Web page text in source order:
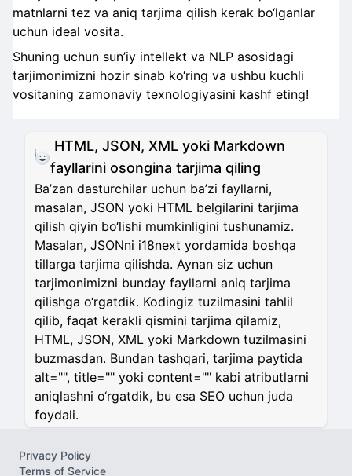
matnlarni tez va aniq tarjima qilish kerak bo‘lganlar
uchun ideal vosita.
Shuning uchun sun’iy intellekt va NLP asosidagi
tarjimonimizni hozir sinab ko‘ring va ushbu kuchli
vositaning zamonaviy texnologiyasini kashf eting!
HTML, JSON, XML yoki Markdown
fayllarini osongina tarjima qiling
Ba’zan dasturchilar uchun ba’zi fayllarni,
masalan, JSON yoki HTML belgilarini tarjima
qilish qiyin bo‘lishi mumkinligini tushunamiz.
Masalan, JSONni i18next yordamida boshqa
tillarga tarjima qilishda. Aynan siz uchun
tarjimonimizni bunday fayllarni aniq tarjima
qilishga o‘rgatdik. Kodingiz tuzilmasini tahlil
qilib, faqat kerakli qismini tarjima qilamiz,
HTML, JSON, XML yoki Markdown tuzilmasini
buzmasdan. Bundan tashqari, tarjima paytida
alt="", title="" yoki content="" kabi atributlarni
aniqlashni o‘rgatdik, bu esa SEO uchun juda
foydali.
Privacy Policy
Terms of Service